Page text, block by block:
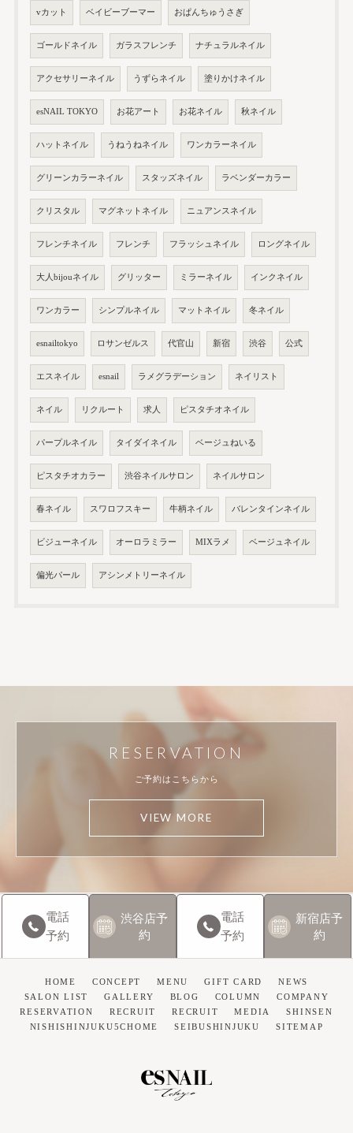
vカット ベイビーブーマー おぱんちゅうさぎ
ゴールドネイル ガラスフレンチ ナチュラルネイル
アクセサリーネイル うずらネイル 塗りかけネイル
esNAIL TOKYO お花アート お花ネイル 秋ネイル
ハットネイル うねうねネイル ワンカラーネイル
グリーンカラーネイル スタッズネイル ラベンダーカラー
クリスタル マグネットネイル ニュアンスネイル
フレンチネイル フレンチ フラッシュネイル ロングネイル
大人bijouネイル グリッター ミラーネイル インクネイル
ワンカラー シンプルネイル マットネイル 冬ネイル
esnailtokyo ロサンゼルス 代官山 新宿 渋谷 公式
エスネイル esnail ラメグラデーション ネイリスト
ネイル リクルート 求人 ピスタチオネイル
パープルネイル タイダイネイル ベージュねいる
ピスタチオカラー 渋谷ネイルサロン ネイルサロン
春ネイル スワロフスキー 牛柄ネイル バレンタインネイル
ビジューネイル オーロラミラー MIXラメ ベージュネイル
偏光パール アシンメトリーネイル
ご予約はこちらから
RESERVATION
VIEW MORE
電話
予約
渋谷店予
約
電話
予約
新宿店予
約
HOME CONCEPT MENU GIFT CARD
NEWS
SALON LIST
GALLERY BLOG COLUMN
COMPANY
RESERVATION
RECRUIT RECRUIT MEDIA
SHINSEN
NISHISHINJUKU5CHOME
SEIBUSHINJUKU SITEMAP